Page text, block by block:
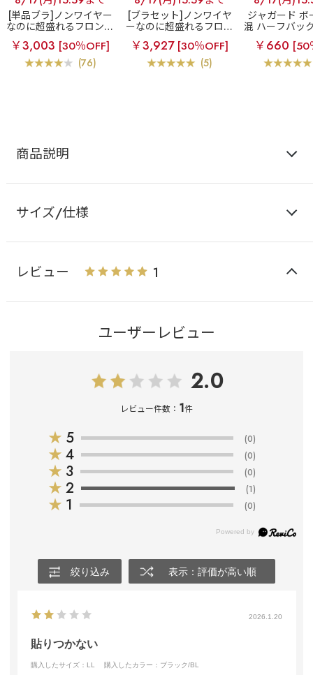
[単品ブラ]ノンワイヤー
なのに超盛れるフロント
ホックブラ
フロントホ
ック ブラトップ ノンワ
イヤー 超盛ブラ(R) 単品
ブラジャー
￥3,003 [30％OFF]
(76)
[ブラセット]ノンワイヤ
ーなのに超盛れるフロン
トホックブラ
フロント
ホック ブラトップ ノン
ワイヤー 超盛ブラ(R) ブ
ラジャー&ハーフバック
￥3,927 [30％OFF]
(5)
ジャガード ボ
混 ハーフバッ
￥660 [50
商品説明
サイズ/仕様
レビュー 1
ユーザーレビュー
2.0
レビュー件数： 1件
★ 5 (0)
★ 4 (0)
★ 3 (0)
★ 2 (1)
★ 1 (0)
絞り込み 表示：評価が高い順
2026.1.20
貼りつかない
購入したサイズ：LL 購入したカラー：ブラック/BL